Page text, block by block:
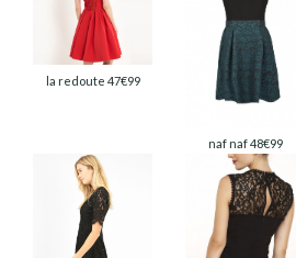
la redoute 47€99
naf naf 48€99